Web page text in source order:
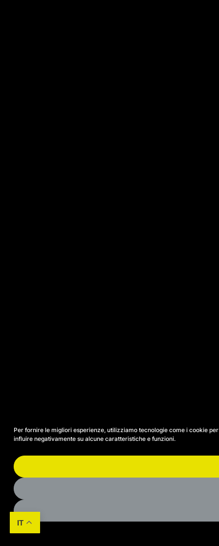
Per fornire le migliori esperienze, utilizziamo tecnologie come i cookie
influire negativamente su alcune caratteristiche e funzioni.
IT